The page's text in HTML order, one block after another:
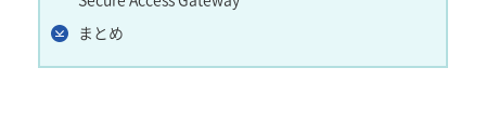
まとめ